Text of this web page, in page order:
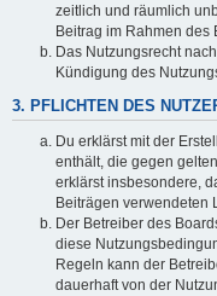
zeitlich und räumlich
Beitrag im Rahmen des
Das Nutzungsrecht
Kündigung des
3. PFLICHTEN DES
Du erklärst mit der
enthält, die gegen
erklärst insbesondere,
Beiträgen verwendeten
Der Betreiber des
diese
Regeln kann der
dauerhaft von der